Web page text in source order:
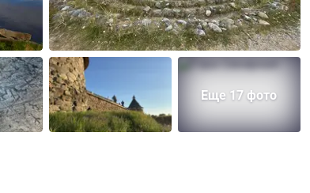
Еще 17 фото